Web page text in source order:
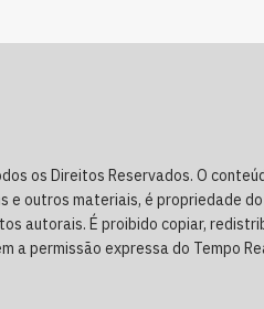
os Direitos Reservados. O
e outros materiais, é propriedade do
autorais. É proibido copiar,
a permissão expressa do Tempo